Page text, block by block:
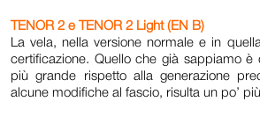
TENOR 2 e TENOR 2 Light (EN B)
La vela, nella versione normale e in
certificazione. Quello che già sappiamo è
più grande rispetto alla generazione
alcune modifiche al fascio, risulta un po’